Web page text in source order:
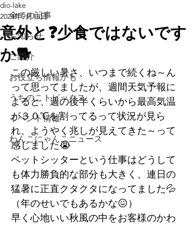
全ての記事
お知らせ
ご紹介
お役立ち情報かも
うちのこトピックス
イベント情報
わんこにゃんこニュース
意外と❓少食ではないです
か🐕
dio-lake
2024年9月15日
この厳しい暑さ、いつまで続くね～ん
って思ってましたが、週間天気予報に
よると、週の後半くらいから最高気温
が３０℃を割ってるって状況が見ら
れ、ようやく兆しが見えてきた～って
感じました😭
ペットシッターという仕事はどうして
も体力勝負的な部分も大きく、連日の
猛暑に正直クタクタになってました💦
（年のせいでもあるかな😖）
早く心地いい秋風の中をお客様のかわ